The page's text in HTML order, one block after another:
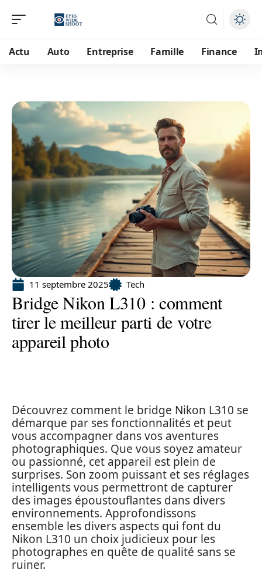
Actu Auto Entreprise Famille Finance
11 septembre 2025 Tech
Bridge Nikon L310 : comment
tirer le meilleur parti de votre
appareil photo
Découvrez comment le bridge Nikon L310 se
démarque par ses fonctionnalités et peut
vous accompagner dans vos aventures
photographiques. Que vous soyez amateur
ou passionné, cet appareil est plein de
surprises. Son zoom puissant et ses réglages
intelligents vous permettront de capturer
des images époustouflantes dans divers
environnements. Approfondissons
ensemble les divers aspects qui font du
Nikon L310 un choix judicieux pour les
photographes en quête de qualité sans se
ruiner.